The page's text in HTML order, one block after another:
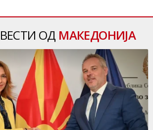
ОД МАКЕДОНИЈА